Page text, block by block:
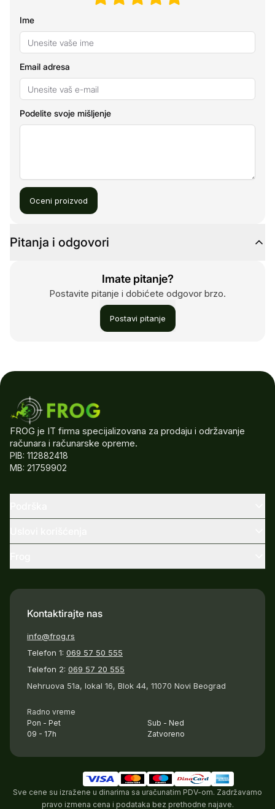
Ime
Email adresa
Podelite svoje mišljenje
Oceni proizvod
Pitanja i odgovori
Imate pitanje?
Postavite pitanje i dobićete odgovor brzo.
Postavi pitanje
FROG je IT firma specijalizovana za prodaju i održavanje
računara i računarske opreme.
PIB: 112882418
MB: 21759902
Kontaktirajte nas
info@frog.rs
Telefon 1: 069 57 50 555
Telefon 2: 069 57 20 555
Nehruova 51a, lokal 16, Blok 44, 11070 Novi Beograd
Radno vreme
Pon - Pet
09 - 17h
Sub - Ned
Zatvoreno
Sve cene su izražene u dinarima sa uračunatim PDV-om. Zadržavamo
pravo izmena cena i podataka bez prethodne najave.